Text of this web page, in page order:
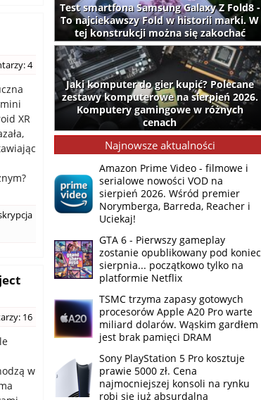
4
XR
16
w
Test smartfona Samsung Galaxy Z Fold8 -
To najciekawszy Fold w historii marki. W
tej konstrukcji można się zakochać
Jaki komputer do gier kupić? Polecane
zestawy komputerowe na sierpień 2026.
Komputery gamingowe w różnych
cenach
Najnowsze aktualności
Amazon Prime Video - filmowe i
serialowe nowości VOD na
sierpień 2026. Wśród premier
Norymberga, Barreda, Reacher i
Uciekaj!
GTA 6 - Pierwszy gameplay
zostanie opublikowany pod koniec
sierpnia... początkowo tylko na
platformie Netflix
TSMC trzyma zapasy gotowych
procesorów Apple A20 Pro warte
miliard dolarów. Wąskim gardłem
jest brak pamięci DRAM
Sony PlayStation 5 Pro kosztuje
prawie 5000 zł. Cena
najmocniejszej konsoli na rynku
robi się już absurdalna